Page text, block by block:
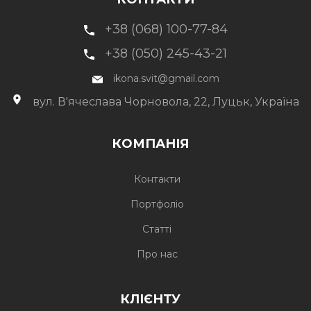
КОМПАНІЯ
Контакти
Портфоліо
Статті
Про нас
КЛІЄНТУ
+38 (068) 100-77-84
+38 (050) 245-43-21
ikona.svit@gmail.com
вул. В'ячеслава Чорновола, 22, Луцьк, Україна